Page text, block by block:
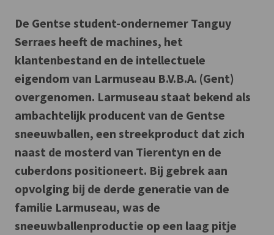
De Gentse student-ondernemer Tanguy
Serraes heeft de machines, het
klantenbestand en de intellectuele
eigendom van Larmuseau B.V.B.A. (Gent)
overgenomen. Larmuseau staat bekend als
ambachtelijk producent van de Gentse
sneeuwballen, een streekproduct dat zich
naast de mosterd van Tierentyn en de
cuberdons positioneert. Bij gebrek aan
opvolging bij de derde generatie van de
familie Larmuseau, was de
sneeuwballenproductie op een laag pitje